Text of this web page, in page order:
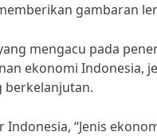
gambaran
mengacu pada
ekonomi Indonesia,
berkelanjutan.
Indonesia, “Jenis